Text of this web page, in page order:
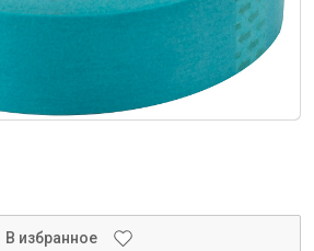
В избранное